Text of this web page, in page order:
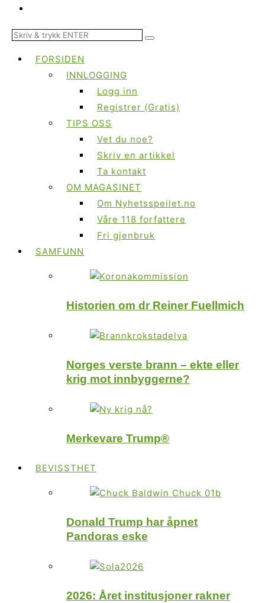
FORSIDEN
INNLOGGING
Logg inn
Registrer (Gratis)
TIPS OSS
Vet du noe?
Skriv en artikkel
Ta kontakt
OM MAGASINET
Om Nyhetsspeilet.no
Våre 118 forfattere
Fri gjenbruk
SAMFUNN
Historien om dr Reiner Fuellmich
Norges verste brann – ekte eller
krig mot innbyggerne?
Merkevare Trump®
BEVISSTHET
Donald Trump har åpnet
Pandoras eske
2026: Året institusjoner rakner